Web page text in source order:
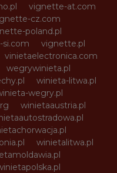
vignette-at.com
cz.com
poland.pl
vignette.pl
vinietaelectronica.com
wegrywinieta.pl
winieta-litwa.pl
wegry.pl
winietaaustria.pl
winietalitwa.pl